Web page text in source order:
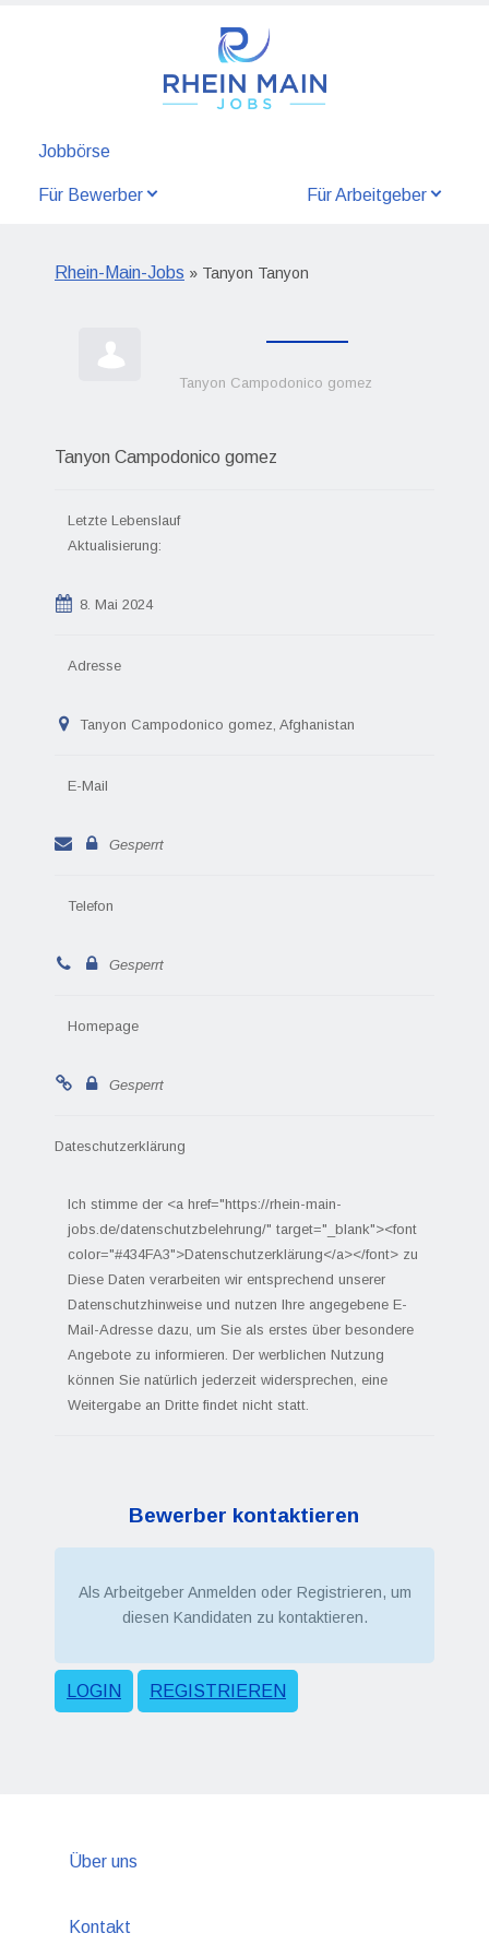
Jobbörse
Für Bewerber Für Arbeitgeber
Rhein-Main-Jobs » Tanyon Tanyon
Tanyon Campodonico gomez
Tanyon Campodonico gomez
Letzte Lebenslauf
Aktualisierung:
8. Mai 2024
Adresse
Tanyon Campodonico gomez, Afghanistan
E-Mail
Gesperrt
Telefon
Gesperrt
Homepage
Gesperrt
Dateschutzerklärung
Ich stimme der <a href="https://rhein-main-
jobs.de/datenschutzbelehrung/" target="_blank"><font
color="#434FA3">Datenschutzerklärung</a></font> zu
Diese Daten verarbeiten wir entsprechend unserer
Datenschutzhinweise und nutzen Ihre angegebene E-
Mail-Adresse dazu, um Sie als erstes über besondere
Angebote zu informieren. Der werblichen Nutzung
können Sie natürlich jederzeit widersprechen, eine
Weitergabe an Dritte findet nicht statt.
Bewerber kontaktieren
Als Arbeitgeber Anmelden oder Registrieren, um
diesen Kandidaten zu kontaktieren.
LOGIN REGISTRIEREN
Über uns
Kontakt